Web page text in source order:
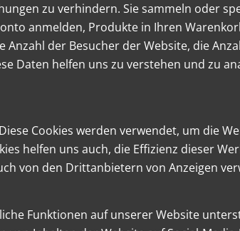
zu verhindern. Sie sammeln oder
anmelden, Produkte in Ihren
der Besucher der Website, die
Daten helfen uns zu verstehen und zu
Cookies werden verwendet, um die
helfen uns auch, die Effizienz dieser
von den Drittanbietern von Anzeigen
Funktionen auf unserer Website